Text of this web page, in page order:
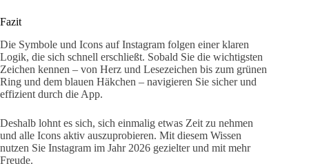
Fazit
Die Symbole und Icons auf Instagram folgen einer klaren
Logik, die sich schnell erschließt. Sobald Sie die wichtigsten
Zeichen kennen – von Herz und Lesezeichen bis zum grünen
Ring und dem blauen Häkchen – navigieren Sie sicher und
effizient durch die App.
Deshalb lohnt es sich, sich einmalig etwas Zeit zu nehmen
und alle Icons aktiv auszuprobieren. Mit diesem Wissen
nutzen Sie Instagram im Jahr 2026 gezielter und mit mehr
Freude.